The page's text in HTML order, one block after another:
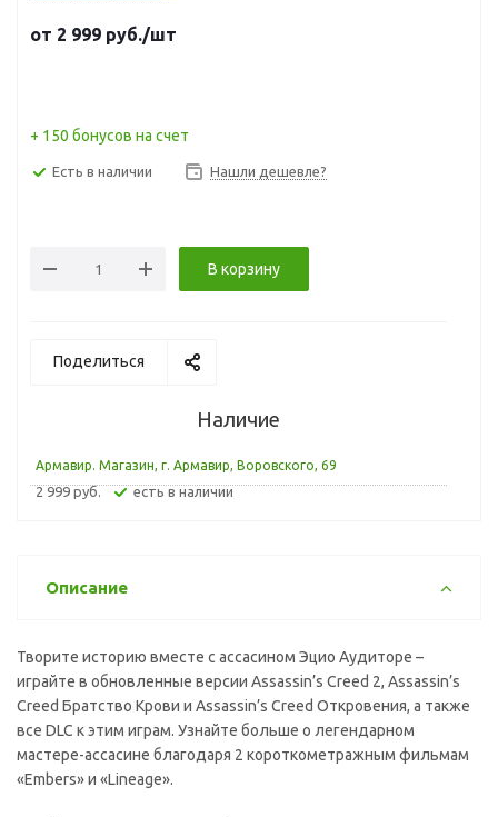
от 2 999 руб./шт
+ 150 бонусов на счет
Есть в наличии Нашли дешевле?
В корзину
Поделиться
Наличие
Армавир. Магазин, г. Армавир, Воровского, 69
2 999 руб. Есть в наличии
Описание
Творите историю вместе с ассасином Эцио Аудиторе –
играйте в обновленные версии Assassin’s Creed 2, Assassin’s
Creed Братство Крови и Assassin’s Creed Откровения, а также
все DLC к этим играм. Узнайте больше о легендарном
мастере-ассасине благодаря 2 короткометражным фильмам
«Embers» и «Lineage».